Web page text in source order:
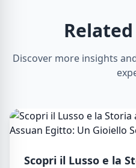
Discover more insights
Scopri il Lusso e la